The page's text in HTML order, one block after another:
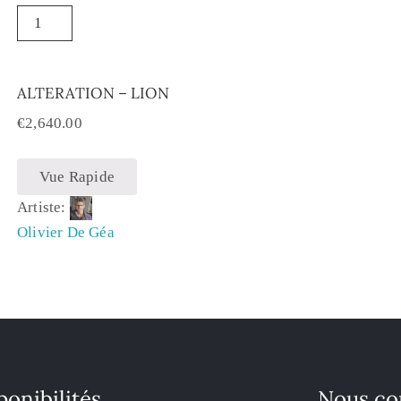
ALTERATION – LION
€2,640.00
Vue Rapide
Artiste:
Olivier De Géa